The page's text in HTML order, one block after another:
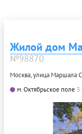
Жилой дом
№98870
Москва, улица Маршала
м. Октябрьское поле 3